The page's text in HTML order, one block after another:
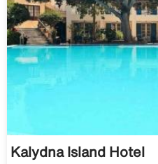
Kalydna Island Hotel